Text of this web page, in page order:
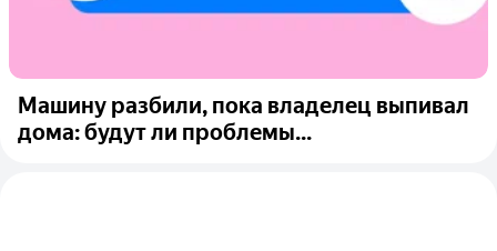
Машину разбили, пока владелец выпивал
дома: будут ли проблемы...